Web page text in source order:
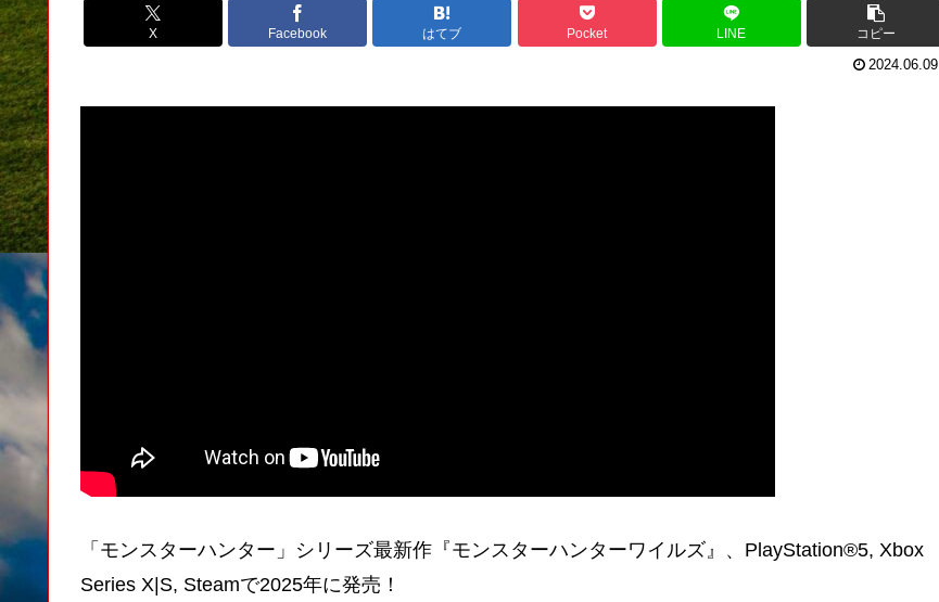
X Facebook はてブ Pocket LINE コピー
2024.06.09
「モンスターハンター」シリーズ最新作『モンスターハンターワイルズ』、PlayStation®5, Xbox
Series X|S, Steamで2025年に発売！